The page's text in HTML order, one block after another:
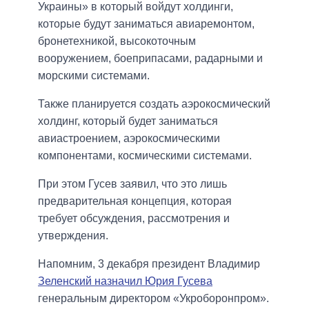
Украины» в который войдут холдинги,
которые будут заниматься авиаремонтом,
бронетехникой, высокоточным
вооружением, боеприпасами, радарными и
морскими системами.
Также планируется создать аэрокосмический
холдинг, который будет заниматься
авиастроением, аэрокосмическими
компонентами, космическими системами.
При этом Гусев заявил, что это лишь
предварительная концепция, которая
требует обсуждения, рассмотрения и
утверждения.
Напомним, 3 декабря президент Владимир
Зеленский назначил Юрия Гусева
генеральным директором «Укроборонпром».